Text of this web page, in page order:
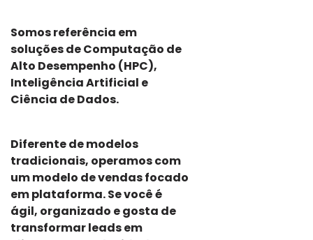
Somos referência em
soluções de Computação de
Alto Desempenho (HPC),
Inteligência Artificial e
Ciência de Dados.
Diferente de modelos
tradicionais, operamos com
um modelo de vendas focado
em plataforma. Se você é
ágil, organizado e gosta de
transformar leads em